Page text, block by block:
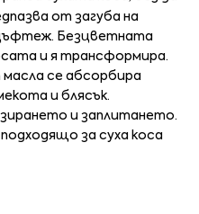
от загуба на
Безцветната
и я трансформира.
се абсорбира
и блясък.
и заплитането.
за суха коса